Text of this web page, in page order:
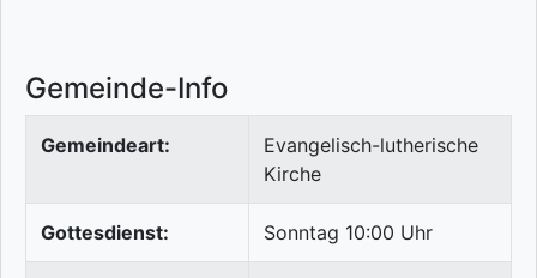
Gemeinde-Info
Gemeindeart:
Evangelisch-lutherische
Kirche
Gottesdienst: Sonntag 10:00 Uhr